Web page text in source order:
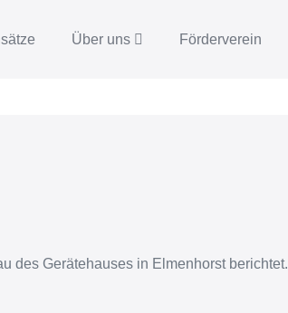
Über uns Förderverein
des Gerätehauses in Elmenhorst berichtet.